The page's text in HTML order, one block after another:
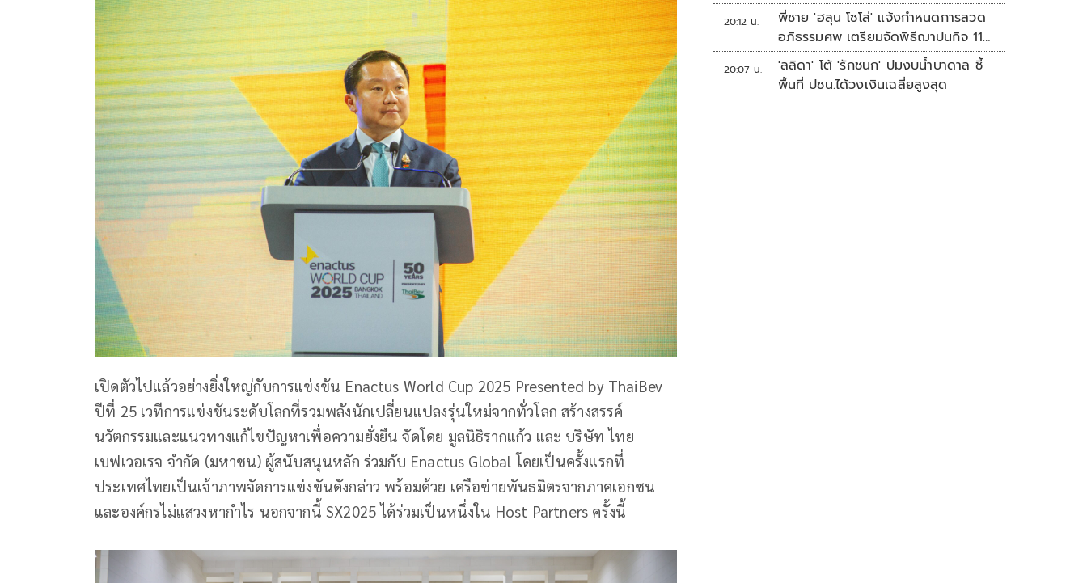
เปิดตัวไปแล้วอย่างยิ่งใหญ่กับการแข่งขัน Enactus World Cup 2025 Presented by ThaiBev
ปีที่ 25 เวทีการแข่งขันระดับโลกที่รวมพลังนักเปลี่ยนแปลงรุ่นใหม่จากทั่วโลก สร้างสรรค์
นวัตกรรมและแนวทางแก้ไขปัญหาเพื่อความยั่งยืน จัดโดย มูลนิธิรากแก้ว และ บริษัท ไทย
เบฟเวอเรจ จำกัด (มหาชน) ผู้สนับสนุนหลัก ร่วมกับ Enactus Global โดยเป็นครั้งแรกที่
ประเทศไทยเป็นเจ้าภาพจัดการแข่งขันดังกล่าว พร้อมด้วย เครือข่ายพันธมิตรจากภาคเอกชน
และองค์กรไม่แสวงหากำไร นอกจากนี้ SX2025 ได้ร่วมเป็นหนึ่งใน Host Partners ครั้งนี้
20:12 น.
พี่ชาย 'ฮลุน โซโล่' แจ้งกำหนดการสวด
อภิธรรมศพ เตรียมจัดพิธีฌาปนกิจ 11
ส.ค.
20:07 น.
'ลลิดา' โต้ 'รักชนก' ปมงบน้ำบาดาล ชี้
พื้นที่ ปชน.ได้วงเงินเฉลี่ยสูงสุด